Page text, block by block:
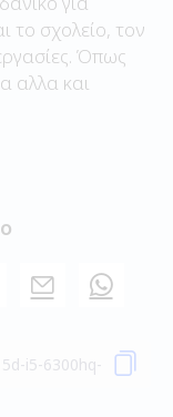
το σχολείο, τον
Όπως
αλλα και